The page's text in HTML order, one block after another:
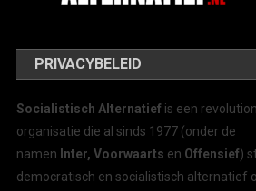
PRIVACYBELEID
Socialistisch Alternatief is een
organisatie die al sinds 1977 (onder de
namen Inter, Voorwaarts en Offensief)
democratisch en socialistisch alternatief